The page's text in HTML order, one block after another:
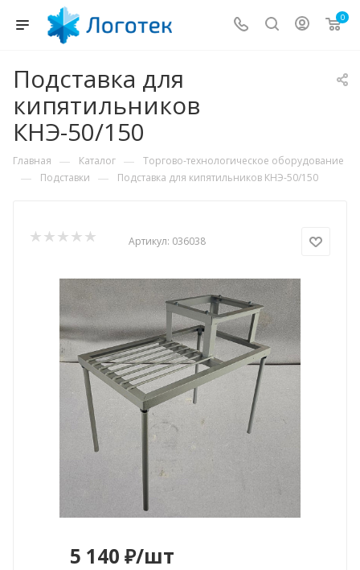
0
Подставка для
кипятильников
КНЭ-50/150
Главная — Каталог — Торгово-технологическое оборудование
— Подставки — Подставка для кипятильников КНЭ-50/150
Артикул: 036038
5 140 ₽/шт